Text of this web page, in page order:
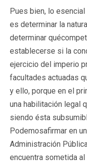
Pues bien, lo
es determinar la
determinar
establecerse si la
ejercicio del imperio
facultades actuadas
y ello, porque en el
una habilitación legal
siendo ésta
Podemosafirmar en
Administración
encuentra sometida